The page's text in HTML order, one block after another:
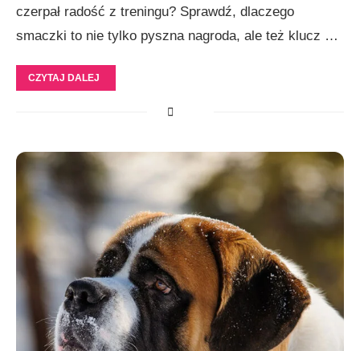
czerpał radość z treningu? Sprawdź, dlaczego
smaczki to nie tylko pyszna nagroda, ale też klucz …
CZYTAJ DALEJ